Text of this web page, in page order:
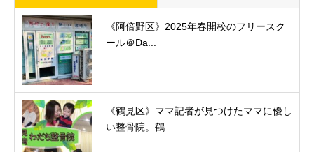
《阿倍野区》2025年春開校のフリースク
ール＠Da...
《鶴見区》ママ記者が見つけたママに優し
い整骨院。鶴...